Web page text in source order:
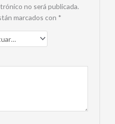
no será publicada.
marcados con *